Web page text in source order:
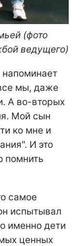
(фото
ведущего)
мы, даже
А во-вторых
Мой сын
ко мне и
И это
помнить
самое
испытывал
именно дети
ценных